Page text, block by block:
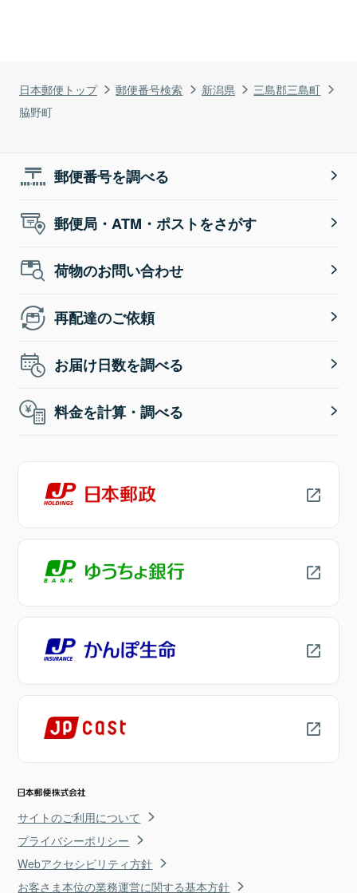
日本郵便トップ 郵便番号検索 新潟県
三島郡三島町
脇野町
郵便番号を調べる
郵便局・ATM・ポストをさがす
荷物のお問い合わせ
再配達のご依頼
お届け日数を調べる
料金を計算・調べる
サイトのご利用について
プライバシーポリシー
Webアクセシビリティ方針
お客さま本位の業務運営に関する基本方針